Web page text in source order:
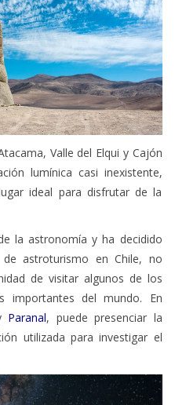
lumínica casi inexistente,
ideal para disfrutar de la
astroturismo en Chile, no
de visitar algunos de los
importantes del mundo. En
Paranal
utilizada para investigar el